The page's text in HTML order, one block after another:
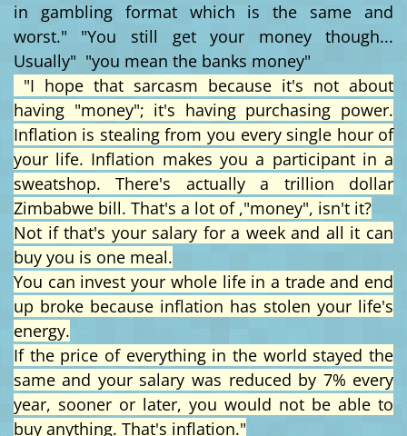
in gambling format which is the same and
worst." "You still get your money though...
Usually" "you mean the banks money"
​ "I hope that sarcasm because it's not about
having "money"; it's having purchasing power.
Inflation is stealing from you every single hour of
your life. Inflation makes you a participant in a
sweatshop. There's actually a trillion dollar
Zimbabwe bill. That's a lot of ,"money", isn't it?
Not if that's your salary for a week and all it can
buy you is one meal.
You can invest your whole life in a trade and end
up broke because inflation has stolen your life's
energy.
If the price of everything in the world stayed the
same and your salary was reduced by 7% every
year, sooner or later, you would not be able to
buy anything. That's inflation."